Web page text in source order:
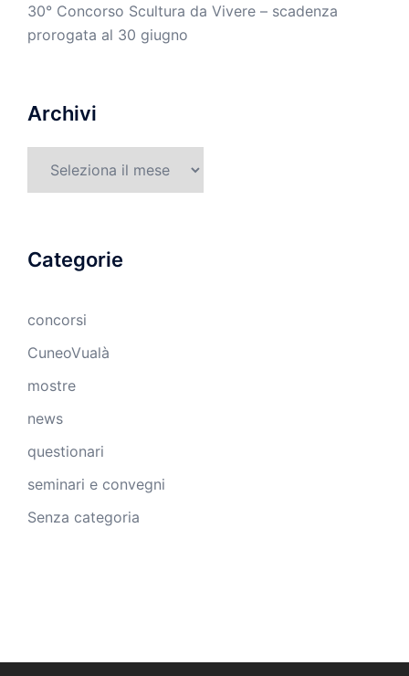
30° Concorso Scultura da Vivere – scadenza
prorogata al 30 giugno
Archivi
Categorie
concorsi
CuneoVualà
mostre
news
questionari
seminari e convegni
Senza categoria